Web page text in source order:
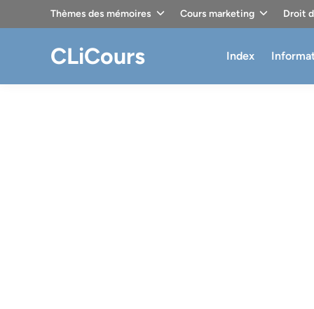
Thèmes des mémoires Cours marketing Droit
CLiCours Index